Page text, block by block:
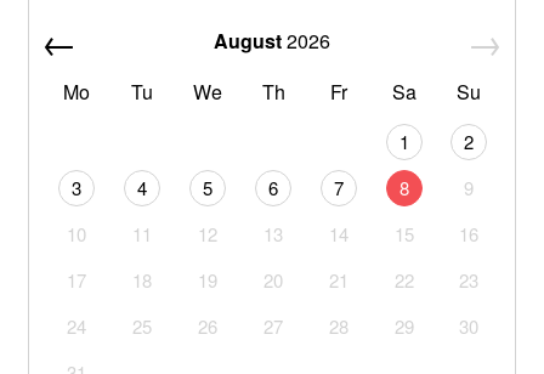
August2026
Mo
Tu We Th Fr Sa Su
1
2
3
4 5 6 7 8
9
10
11 12 13 14 15
16
17
18 19 20 21 22
23
24
25 26 27 28 29
30